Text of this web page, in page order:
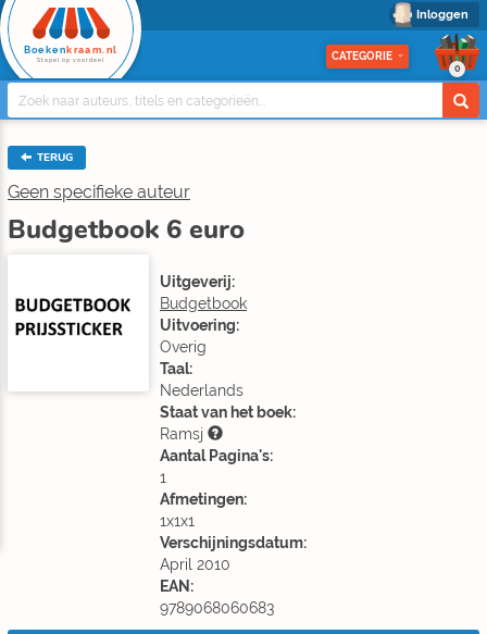
Inloggen
Boeken kraam.nl
Stapel op voordeel CATEGORIE
0
TERUG
Geen specifieke auteur
Budgetbook 6 euro
Uitgeverij:
Budgetbook
Uitvoering:
Overig
Taal:
Nederlands
Staat van het boek:
Ramsj
Aantal Pagina's:
1
Afmetingen:
1x1x1
Verschijningsdatum:
April 2010
EAN:
9789068060683